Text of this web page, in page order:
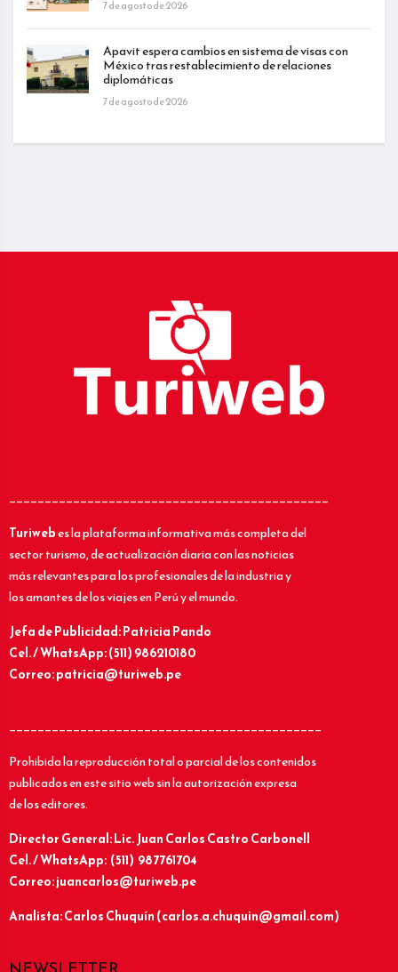
7 de agosto de 2026
Apavit espera cambios en sistema de visas con
México tras restablecimiento de relaciones
diplomáticas
7 de agosto de 2026
_____________________________________________
Turiwebes la plataforma informativa más completa del
sector turismo, de actualización diaria con las noticias
más relevantes para los profesionales de la industria y
los amantes de los viajes en Perú y el mundo.
Jefa de Publicidad: Patricia Pando
Cel. / WhatsApp: (511) 986210180
Correo: patricia@turiweb.pe
____________________________________________
Prohibida la reproducción total o parcial de los contenidos
publicados en este sitio web sin la autorización expresa
de los editores.
Director General: Lic.Juan Carlos Castro Carbonell
Cel. / WhatsApp: (511) 987761704
Correo: juancarlos@turiweb.pe
Analista: Carlos Chuquín (carlos.a.chuquin@gmail.com)